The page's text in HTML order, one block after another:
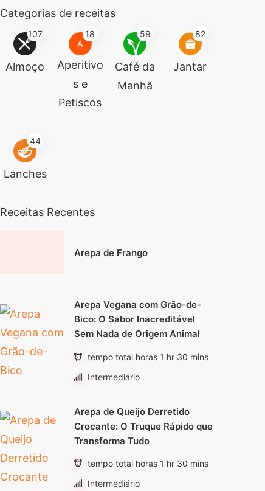
Categorias de receitas
107
Almoço
A
18
Aperitivo
s e
Petiscos
59
Café da
Manhã
82
Jantar
44
Lanches
Receitas Recentes
Arepa de Frango
Arepa Vegana com Grão-de-
Bico: O Sabor Inacreditável
Sem Nada de Origem Animal
tempo total horas 1 hr 30 mins
Intermediário
Arepa de Queijo Derretido
Crocante: O Truque Rápido que
Transforma Tudo
tempo total horas 1 hr 30 mins
Intermediário